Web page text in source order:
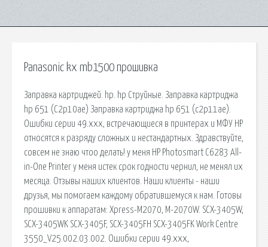
Panasonic kx mb1500 прошивка
Заправка картриджей. hp. hp Струйные. Заправка картриджа
hp 651 (С2p10ae) Заправка картриджа hp 651 (c2p11ae).
Ошибки серии 49.xxx, встречающиеся в принтерах и МФУ HP
относятся к разряду сложных и нестандартных. Здравствуйте,
совсем не знаю чтоо делать! у меня HP Photosmart C6283 All-
in-One Printer у меня истек срок годности чернил, не менял их
месяца. Отзывы наших клиентов. Наши клиенты - наши
друзья, мы помогаем каждому обратившемуся к нам. Готовы
прошивки к аппаратам: Xpress-M2070, M-2070W. SCX-3405W,
SCX-3405WK SCX-3405F, SCX-3405FH SCX-3405FK Work Centre
3550_V25.002.03.002. Ошибки серии 49.xxx,